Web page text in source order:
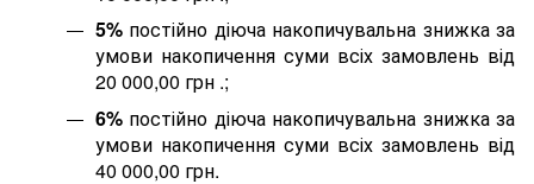
5% постійно діюча накопичувальна знижка за
умови накопичення суми всіх замовлень від
20 000,00 грн .;
6% постійно діюча накопичувальна знижка за
умови накопичення суми всіх замовлень від
40 000,00 грн.